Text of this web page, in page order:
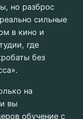
но разброс
сильные
в кино и
где
без
на
вы
обучение с